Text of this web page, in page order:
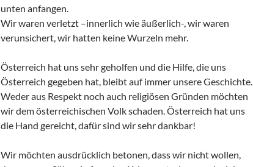
unten anfangen.
Wir waren verletzt –innerlich wie äußerlich-, wir waren
verunsichert, wir hatten keine Wurzeln mehr.
Österreich hat uns sehr geholfen und die Hilfe, die uns
Österreich gegeben hat, bleibt auf immer unsere Geschichte.
Weder aus Respekt noch auch religiösen Gründen möchten
wir dem österreichischen Volk schaden. Österreich hat uns
die Hand gereicht, dafür sind wir sehr dankbar!
Wir möchten ausdrücklich betonen, dass wir nicht wollen,